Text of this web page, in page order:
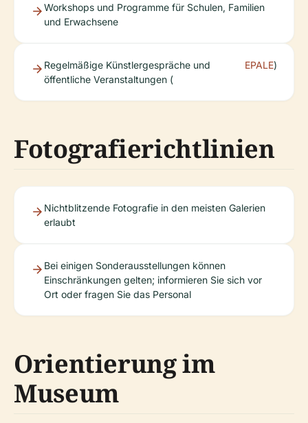
Workshops und Programme für Schulen, Familien
und Erwachsene
Regelmäßige Künstlergespräche und
öffentliche Veranstaltungen (
EPALE)
Fotografierichtlinien
Nichtblitzende Fotografie in den meisten Galerien
erlaubt
Bei einigen Sonderausstellungen können
Einschränkungen gelten; informieren Sie sich vor
Ort oder fragen Sie das Personal
Orientierung im
Museum